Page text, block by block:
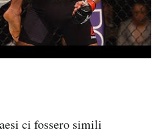
ci fossero simili